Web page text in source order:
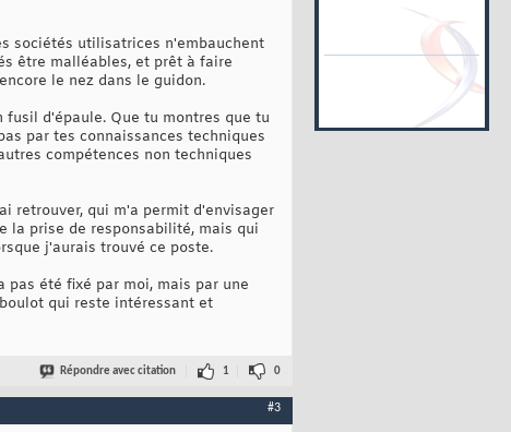
sociétés utilisatrices n'embauchent
être malléables, et prêt à faire
le nez dans le guidon.
d'épaule. Que tu montres que tu
par tes connaissances techniques
compétences non techniques
retrouver, qui m'a permit d'envisager
la prise de responsabilité, mais qui
j'aurais trouvé ce poste.
été fixé par moi, mais par une
qui reste intéressant et
Répondre avec citation 1 0
#3